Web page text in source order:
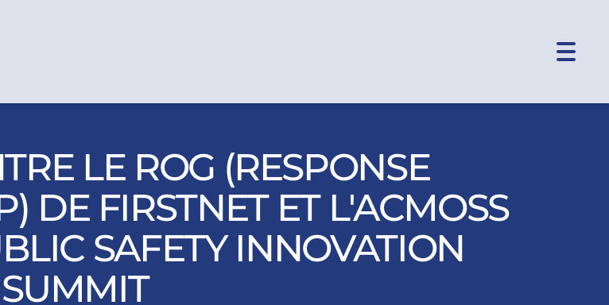
Toggle
LE ROG (RESPONSE
DE FIRSTNET ET L'ACMOSS
SAFETY INNOVATION
SUMMIT